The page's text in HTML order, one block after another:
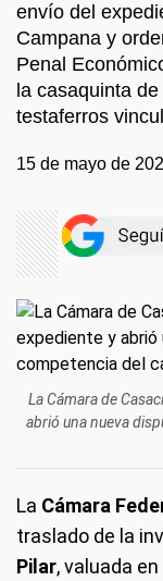
envío del
Campana y
Penal
la casaquinta
testaferros
15 de mayo de
La Cámara de
abrió una nueva
La Cámara
traslado de la
Pilar, valuada en